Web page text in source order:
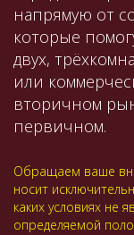
напрямую от
которые
двух,
или
вторичном
первичном.
Обращаем ваше
носит
каких условиях не
определяемой